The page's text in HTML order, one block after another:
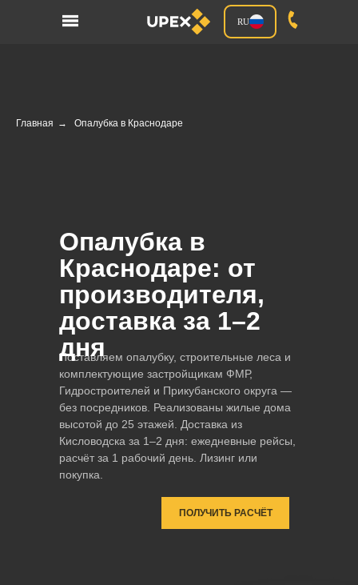
RU
Главная → Опалубка в Краснодаре
Опалубка в
Краснодаре: от
производителя,
доставка за 1–2
дня
Поставляем опалубку, строительные леса и
комплектующие застройщикам ФМР,
Гидростроителей и Прикубанского округа —
без посредников. Реализованы жилые дома
высотой до 25 этажей. Доставка из
Кисловодска за 1–2 дня: ежедневные рейсы,
расчёт за 1 рабочий день. Лизинг или
покупка.
ПОЛУЧИТЬ РАСЧЁТ